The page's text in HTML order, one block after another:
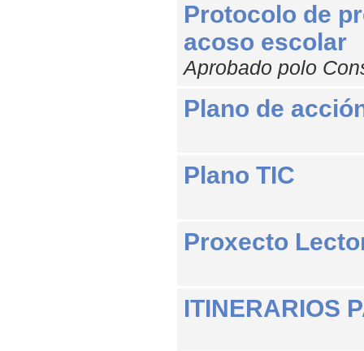
Protocolo de
acoso escolar
Aprobado polo
Plano de
Plano TIC
Proxecto
ITINERARIOS